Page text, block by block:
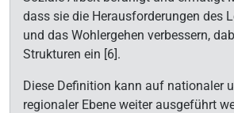
dass sie die Herausforderungen des
und das Wohlergehen verbessern,
Strukturen ein [6].
Diese Definition kann auf nationaler
regionaler Ebene weiter ausgeführt